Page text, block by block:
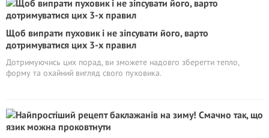
Щоб випрати пуховик і не зіпсувати його, варто
дотримуватися цих 3-х правил
Дотримуючись цих порад, ви зможете надовго зберегти тепло,
форму та охайний вигляд свого пуховика.